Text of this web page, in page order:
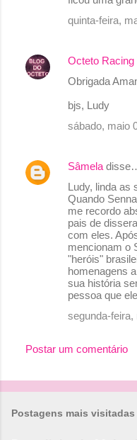
quinta-feira,
Octeto Racing
Obrigada
bjs, Ludy
sábado, maio
Sâmela
Ludy, linda as
Quando
me recordo
pais de
com eles.
mencionam o
"heróis"
homenagens
sua história
pessoa que
segunda-feira,
Postar um comentário
Postagens mais